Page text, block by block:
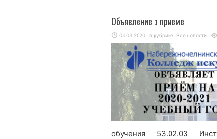
Объявление о приеме
03.03.2020 в рубрике: Все новости
обучения 53.02.03